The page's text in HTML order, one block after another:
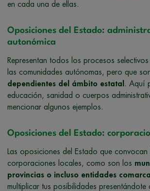
en cada una de ellas.
Oposiciones del Estado:
autonómica
Representan todos los procesos
las comunidades autónomas, pero que
dependientes del ámbito estatal . Aquí
educación, sanidad o cuerpos
mencionar algunos ejemplos.
Oposiciones del Estado:
Las oposiciones del Estado que convocan
corporaciones locales, como son los
provincias o incluso entidades
multiplicar tus posibilidades